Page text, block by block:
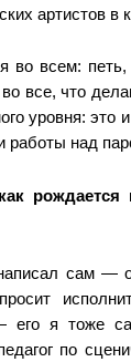
артистов в
во всем:
все, что
уровня: это
работы над
сам —
его я тоже
по